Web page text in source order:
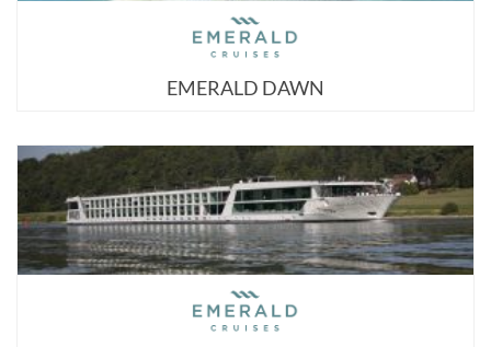
EMERALD DAWN